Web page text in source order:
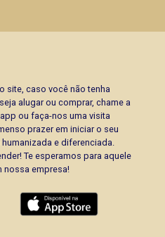
site, caso você não tenha
alugar ou comprar, chame a
ou faça-nos uma visita
prazer em iniciar o seu
e diferenciada.
Te esperamos para aquele
nossa empresa!